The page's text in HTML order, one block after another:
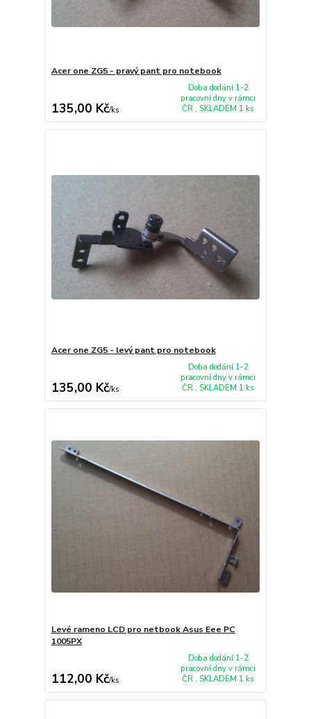
Acer one ZG5 - pravý pant pro notebook
135,00 Kč/ks
Doba dodání 1-2
pracovní dny v rámci
ČR , SKLADEM 1 ks
Acer one ZG5 - levý pant pro notebook
135,00 Kč/ks
Doba dodání 1-2
pracovní dny v rámci
ČR , SKLADEM 1 ks
Levé rameno LCD pro netbook Asus Eee PC
1005PX
112,00 Kč/ks
Doba dodání 1-2
pracovní dny v rámci
ČR , SKLADEM 1 ks